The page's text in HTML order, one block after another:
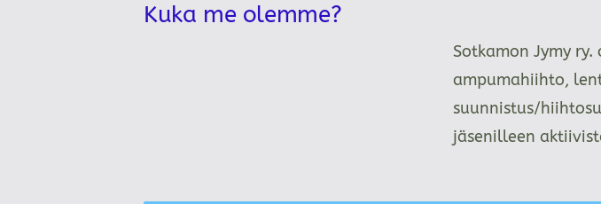
Kuka me olemme?
Sotkamon Jymy
ampumahiihto,
suunnistus/
jäsenilleen